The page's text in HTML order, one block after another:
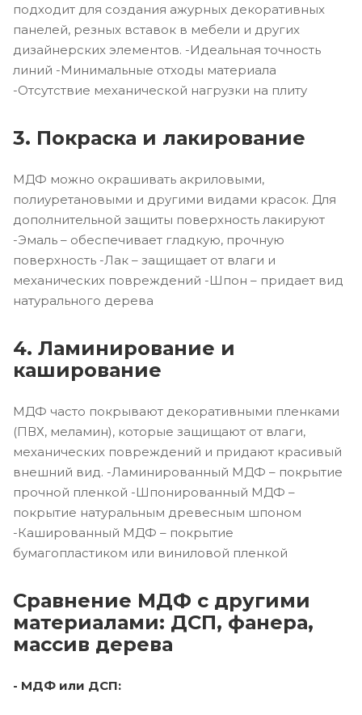
подходит для создания ажурных декоративных
панелей, резных вставок в мебели и других
дизайнерских элементов. -Идеальная точность
линий -Минимальные отходы материала
-Отсутствие механической нагрузки на плиту
3. Покраска и лакирование
МДФ можно окрашивать акриловыми,
полиуретановыми и другими видами красок. Для
дополнительной защиты поверхность лакируют
-Эмаль – обеспечивает гладкую, прочную
поверхность -Лак – защищает от влаги и
механических повреждений -Шпон – придает вид
натурального дерева
4. Ламинирование и
каширование
МДФ часто покрывают декоративными пленками
(ПВХ, меламин), которые защищают от влаги,
механических повреждений и придают красивый
внешний вид. -Ламинированный МДФ – покрытие
прочной пленкой -Шпонированный МДФ –
покрытие натуральным древесным шпоном
-Кашированный МДФ – покрытие
бумагопластиком или виниловой пленкой
Сравнение МДФ с другими
материалами: ДСП, фанера,
массив дерева
- МДФ или ДСП: